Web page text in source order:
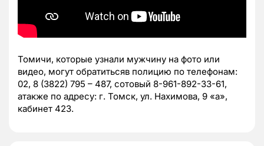
Томичи, которые узнали мужчину на фото или
видео, могут обратитьсяв полицию по телефонам:
02, 8 (3822) 795 – 487, сотовый 8-961-892-33-61,
атакже по адресу: г. Томск, ул. Нахимова, 9 «а»,
кабинет 423.